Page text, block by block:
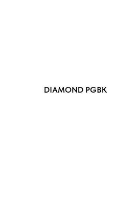
DIAMOND PGBK